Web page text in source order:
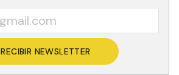
RECIBIR NEWSLETTER